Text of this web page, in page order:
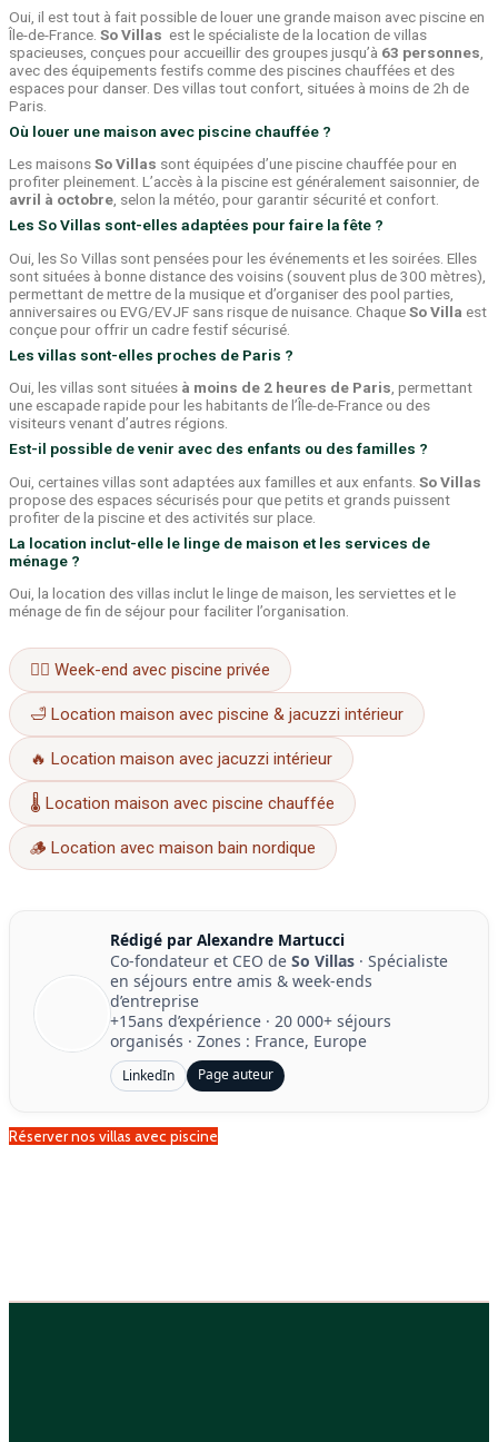
Oui, il est tout à fait possible de louer une grande maison avec piscine en
Île-de-France. So Villas est le spécialiste de la location de villas
spacieuses, conçues pour accueillir des groupes jusqu’à 63 personnes
avec des équipements festifs comme des piscines chauffées et des
espaces pour danser. Des villas tout confort, situées à moins de 2h de
Paris.
Où louer une maison avec piscine chauffée ?
Les maisonsSo Villas sont équipées d’une piscine chauffée pour en
profiter pleinement. L’accès à la piscine est généralement saisonnier, de
avril à octobre, selon la météo, pour garantir sécurité et confort.
Les So Villas sont-elles adaptées pour faire la fête ?
Oui, les So Villas sont pensées pour les événements et les soirées. Elles
sont situées à bonne distance des voisins (souvent plus de 300 mètres),
permettant de mettre de la musique et d’organiser des pool parties,
anniversaires ou EVG/EVJF sans risque de nuisance. ChaqueSo Villa est
conçue pour offrir un cadre festif sécurisé.
Les villas sont-elles proches de Paris ?
Oui, les villas sont situées à moins de 2 heures de Paris, permettant
une escapade rapide pour les habitants de l’Île-de-France ou des
visiteurs venant d’autres régions.
Est-il possible de venir avec des enfants ou des familles ?
Oui, certaines villas sont adaptées aux familles et aux enfants. So Villas
propose des espaces sécurisés pour que petits et grands puissent
profiter de la piscine et des activités sur place.
La location inclut-elle le linge de maison et les services de
ménage ?
Oui, la location des villas inclut le linge de maison, les serviettes et le
ménage de fin de séjour pour faciliter l’organisation.
🏊‍♂️ Week-end avec piscine privée
🛁 Location maison avec piscine & jacuzzi intérieur
🔥 Location maison avec jacuzzi intérieur
🌡️ Location maison avec piscine chauffée
🪵 Location avec maison bain nordique
Rédigé par Alexandre Martucci
Co-fondateur et CEO de So Villas · Spécialiste
en séjours entre amis & week-ends
d’entreprise
+15ans d’expérience · 20 000+ séjours
organisés · Zones : France, Europe
LinkedIn Page auteur
Réserver nos villas avec piscine